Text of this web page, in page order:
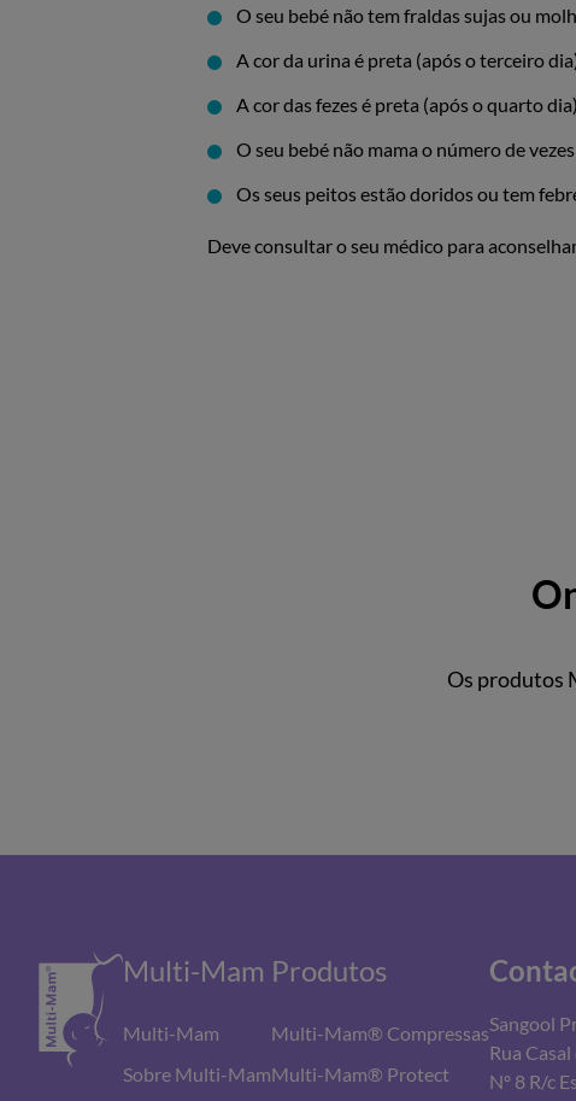
O seu bebé não tem fraldas sujas ou
A cor da urina é preta (após o terceiro
A cor das fezes é preta (após o quarto dia)
O seu bebé não mama o número de
Os seus peitos estão doridos ou tem
Deve consultar o seu médico para
Os produtos
Multi-Mam
Multi-Mam
Sobre Multi-Mam
Produtos
Multi-Mam® Compressas
Multi-Mam® Protect
Sangool
Rua
Nº 8 R/c